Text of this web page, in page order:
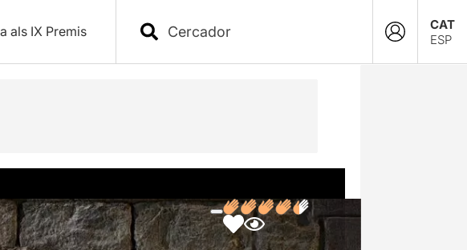
als IX Premis
CAT
ESP